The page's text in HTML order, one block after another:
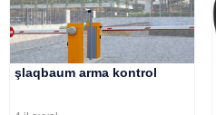
şlaqbaum arma kontrol